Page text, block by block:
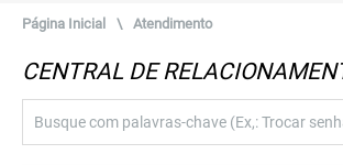
Página Inicial \ Atendimento
CENTRAL DE